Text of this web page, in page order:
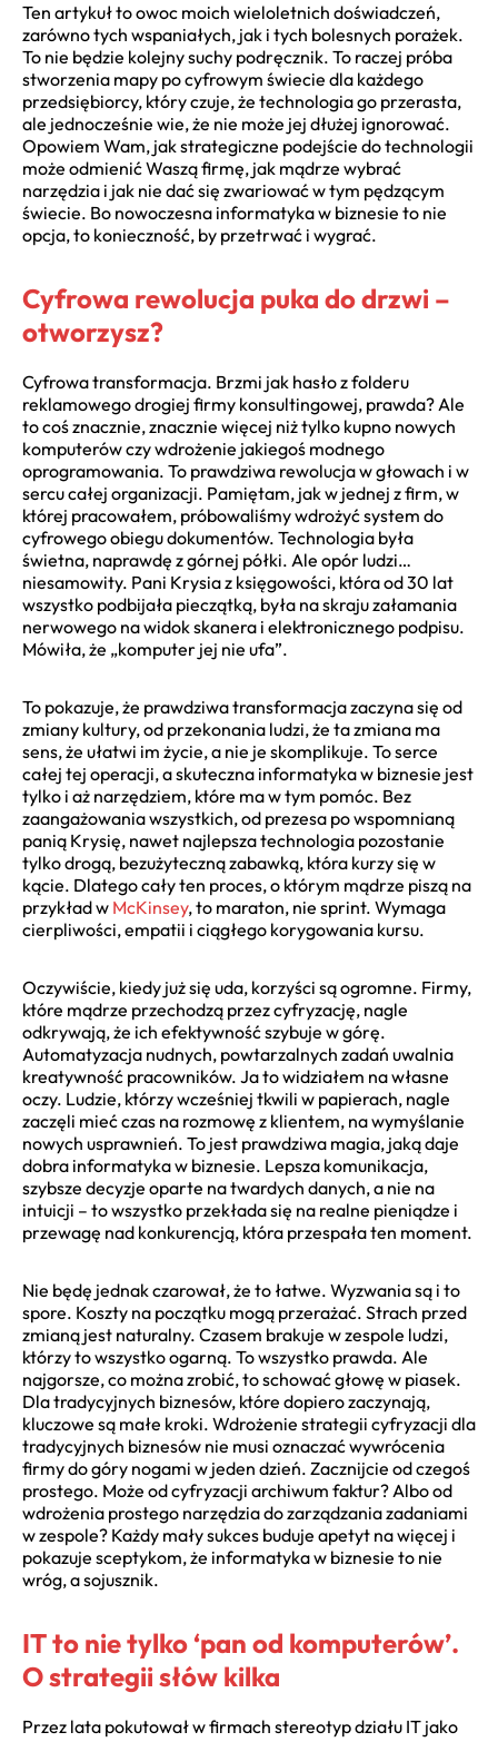
Ten artykuł to owoc moich wieloletnich doświadczeń,
zarówno tych wspaniałych, jak i tych bolesnych porażek.
To nie będzie kolejny suchy podręcznik. To raczej próba
stworzenia mapy po cyfrowym świecie dla każdego
przedsiębiorcy, który czuje, że technologia go przerasta,
ale jednocześnie wie, że nie może jej dłużej ignorować.
Opowiem Wam, jak strategiczne podejście do technologii
może odmienić Waszą firmę, jak mądrze wybrać
narzędzia i jak nie dać się zwariować w tym pędzącym
świecie. Bo nowoczesna informatyka w biznesie to nie
opcja, to konieczność, by przetrwać i wygrać.
Cyfrowa rewolucja puka do drzwi –
otworzysz?
Cyfrowa transformacja. Brzmi jak hasło z folderu
reklamowego drogiej firmy konsultingowej, prawda? Ale
to coś znacznie, znacznie więcej niż tylko kupno nowych
komputerów czy wdrożenie jakiegoś modnego
oprogramowania. To prawdziwa rewolucja w głowach i w
sercu całej organizacji. Pamiętam, jak w jednej z firm, w
której pracowałem, próbowaliśmy wdrożyć system do
cyfrowego obiegu dokumentów. Technologia była
świetna, naprawdę z górnej półki. Ale opór ludzi…
niesamowity. Pani Krysia z księgowości, która od 30 lat
wszystko podbijała pieczątką, była na skraju załamania
nerwowego na widok skanera i elektronicznego podpisu.
Mówiła, że „komputer jej nie ufa”.
To pokazuje, że prawdziwa transformacja zaczyna się od
zmiany kultury, od przekonania ludzi, że ta zmiana ma
sens, że ułatwi im życie, a nie je skomplikuje. To serce
całej tej operacji, a skuteczna informatyka w biznesie jest
tylko i aż narzędziem, które ma w tym pomóc. Bez
zaangażowania wszystkich, od prezesa po wspomnianą
panią Krysię, nawet najlepsza technologia pozostanie
tylko drogą, bezużyteczną zabawką, która kurzy się w
kącie. Dlatego cały ten proces, o którym mądrze piszą na
przykład w McKinsey, to maraton, nie sprint. Wymaga
cierpliwości, empatii i ciągłego korygowania kursu.
Oczywiście, kiedy już się uda, korzyści są ogromne. Firmy,
które mądrze przechodzą przez cyfryzację, nagle
odkrywają, że ich efektywność szybuje w górę.
Automatyzacja nudnych, powtarzalnych zadań uwalnia
kreatywność pracowników. Ja to widziałem na własne
oczy. Ludzie, którzy wcześniej tkwili w papierach, nagle
zaczęli mieć czas na rozmowę z klientem, na wymyślanie
nowych usprawnień. To jest prawdziwa magia, jaką daje
dobra informatyka w biznesie. Lepsza komunikacja,
szybsze decyzje oparte na twardych danych, a nie na
intuicji – to wszystko przekłada się na realne pieniądze i
przewagę nad konkurencją, która przespała ten moment.
Nie będę jednak czarował, że to łatwe. Wyzwania są i to
spore. Koszty na początku mogą przerażać. Strach przed
zmianą jest naturalny. Czasem brakuje w zespole ludzi,
którzy to wszystko ogarną. To wszystko prawda. Ale
najgorsze, co można zrobić, to schować głowę w piasek.
Dla tradycyjnych biznesów, które dopiero zaczynają,
kluczowe są małe kroki. Wdrożenie strategii cyfryzacji dla
tradycyjnych biznesów nie musi oznaczać wywrócenia
firmy do góry nogami w jeden dzień. Zacznijcie od czegoś
prostego. Może od cyfryzacji archiwum faktur? Albo od
wdrożenia prostego narzędzia do zarządzania zadaniami
w zespole? Każdy mały sukces buduje apetyt na więcej i
pokazuje sceptykom, że informatyka w biznesie to nie
wróg, a sojusznik.
IT to nie tylko ‘pan od komputerów’.
O strategii słów kilka
Przez lata pokutował w firmach stereotyp działu IT jako